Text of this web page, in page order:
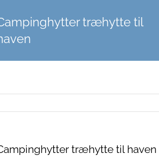
træhytte til
træhytte til haven